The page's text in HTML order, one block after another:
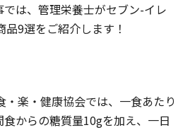
では、管理栄養士がセブン-イレ
9選をご紹介します！
・楽・健康協会では、一食あたり
からの糖質量10gを加え、一日